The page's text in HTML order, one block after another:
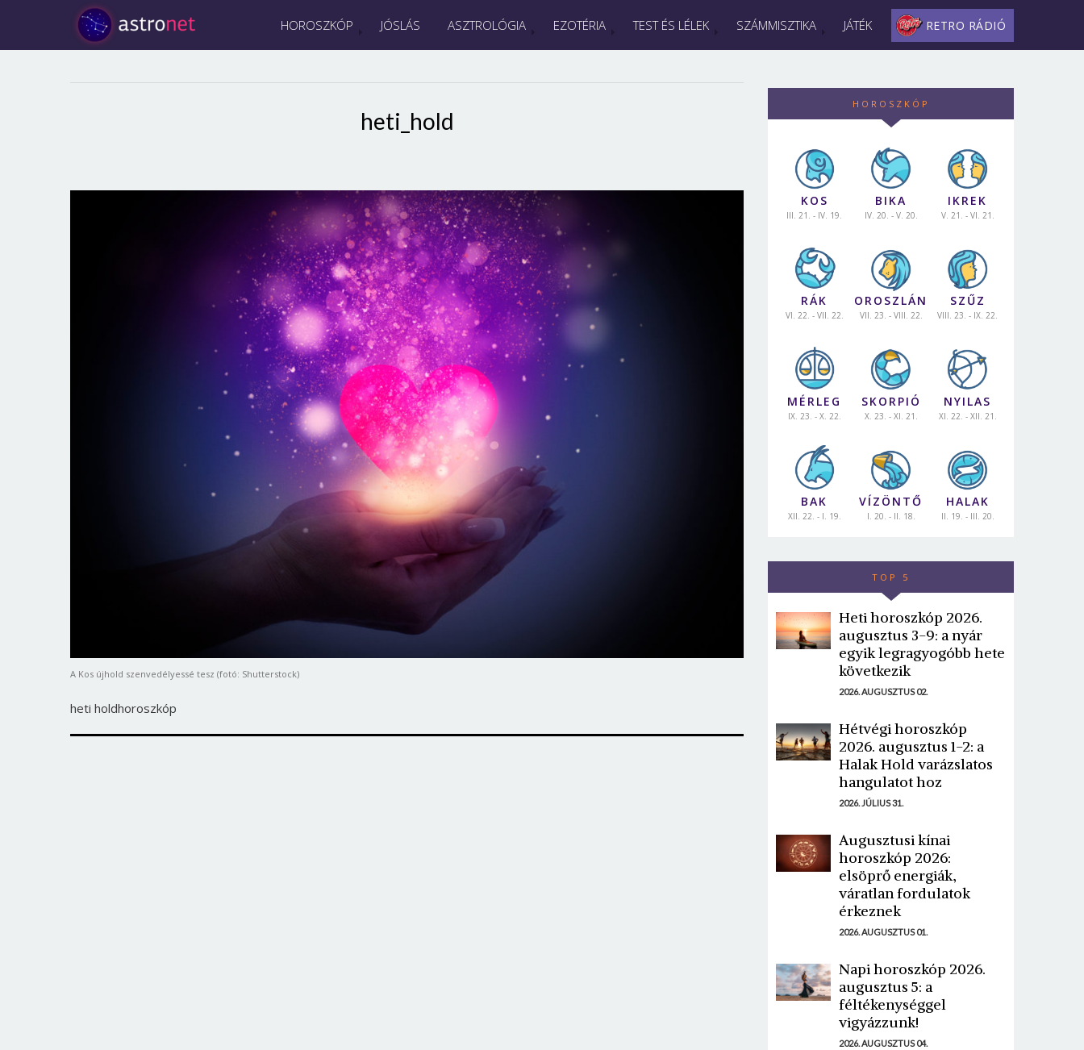
HOROSZKÓP JÓSLÁS ASZTROLÓGIA EZOTÉRIA TEST ÉS LÉLEK SZÁMMISZTIKA JÁTÉK RETRO RÁDIÓ
heti_hold
A Kos újhold szenvedélyessé tesz (fotó: Shutterstock)
heti holdhoroszkóp
HOROSZKÓP
KOS
III. 21. - IV. 19.
BIKA
IV. 20. - V. 20.
IKREK
V. 21. - VI. 21.
RÁK
VI. 22. - VII. 22.
OROSZLÁN
VII. 23. - VIII. 22.
SZŰZ
VIII. 23. - IX. 22.
MÉRLEG
IX. 23. - X. 22.
SKORPIÓ
X. 23. - XI. 21.
NYILAS
XI. 22. - XII. 21.
BAK
XII. 22. - I. 19.
VÍZÖNTŐ
I. 20. - II. 18.
HALAK
II. 19. - III. 20.
TOP 5
Heti horoszkóp 2026.
augusztus 3-9: a nyár
egyik legragyogóbb hete
következik
2026. AUGUSZTUS 02.
Hétvégi horoszkóp
2026. augusztus 1-2: a
Halak Hold varázslatos
hangulatot hoz
2026. JÚLIUS 31.
Augusztusi kínai
horoszkóp 2026:
elsöprő energiák,
váratlan fordulatok
érkeznek
2026. AUGUSZTUS 01.
Napi horoszkóp 2026.
augusztus 5: a
féltékenységgel
vigyázzunk!
2026. AUGUSZTUS 04.